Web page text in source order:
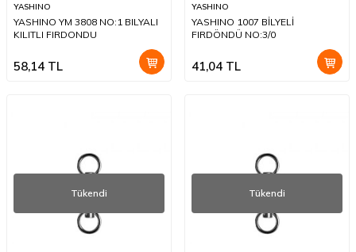
YASHINO
YASHINO YM 3808 NO:1 BILYALI
KILITLI FIRDONDU
58,14 TL
YASHINO
YASHINO 1007 BİLYELİ
FIRDÖNDÜ NO:3/0
41,04 TL
Tükendi Tükendi